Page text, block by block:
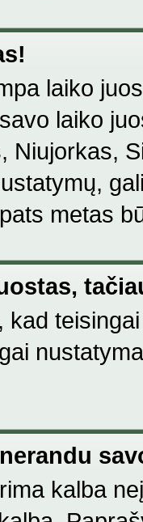
laiko
laiko
Niujorkas,
metas
kad
kalba